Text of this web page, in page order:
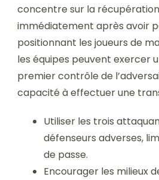
concentre sur la
immédiatement après avoir
positionnant les joueurs de
les équipes peuvent exercer
premier contrôle de
capacité à effectuer une
Utiliser les trois
défenseurs adverses,
de passe.
Encourager les milieux